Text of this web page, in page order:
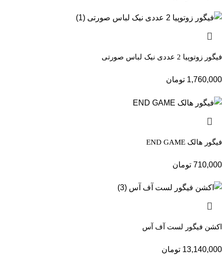
فیگور زوتوپیا 2 عددی نیک لباس صورتی
1,760,000 تومان
فیگور هالک END GAME
710,000 تومان
اکشن فیگور لست آف آس
13,140,000 تومان